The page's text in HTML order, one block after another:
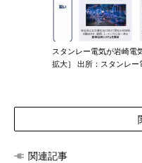
スタンレー電気が岩崎電
拡大］ 出所：スタンレー
関連記事